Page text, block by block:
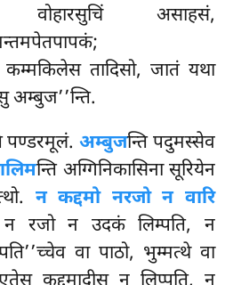
वोहारसुचिं असाहसं,
कम्मकिलेस तादिसो, जातं यथा
अम्बुज’’न्ति.
पण्डरमूलं.अम्बुजन्ति पदुमस्सेव
न्ति अग्गिनिकासिना सूरियेन
न कद्दमो नरजो न वारि
न रजो न उदकं लिम्पति, न
वा पाठो, भुम्मत्थे वा